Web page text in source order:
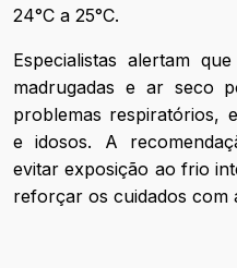
24°C a 25°C.
Especialistas alertam
madrugadas e ar seco
problemas respiratórios,
e idosos. A
evitar exposição ao frio
reforçar os cuidados com